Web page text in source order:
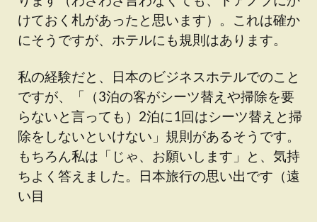
けておく札があったと思います）。これは確か
にそうですが、ホテルにも規則はあります。
私の経験だと、日本のビジネスホテルでのこと
ですが、「（3泊の客がシーツ替えや掃除を要
らないと言っても）2泊に1回はシーツ替えと掃
除をしないといけない」規則があるそうです。
もちろん私は「じゃ、お願いします」と、気持
ちよく答えました。日本旅行の思い出です（遠
い目